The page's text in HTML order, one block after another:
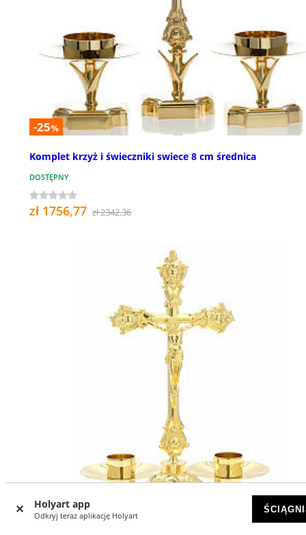
Holyart app
Odkryj teraz aplikację Holyart
-25%
Komplet krzyż i świeczniki swiece 8 cm średnica
DOSTĘPNY
zł 1756,77 zł 2342,36
-84